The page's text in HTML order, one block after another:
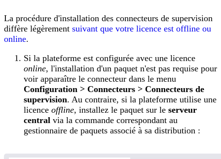
La procédure d'installation des connecteurs de supervision
diffère légèrement suivant que votre licence est offline ou
online.
Si la plateforme est configurée avec une licence
online, l'installation d'un paquet n'est pas requise pour
voir apparaître le connecteur dans le menu
Configuration > Connecteurs > Connecteurs de
supervision. Au contraire, si la plateforme utilise une
licence offline, installez le paquet sur le serveur
central via la commande correspondant au
gestionnaire de paquets associé à sa distribution :